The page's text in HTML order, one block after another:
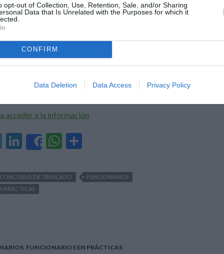
opt-out of Collection, Use, Retention, Sale, and/or Sharing
Data that Is Unrelated with the Purposes for which it
CONFIRM
Data Deletion Data Access Privacy Policy
LAS VACANTES
A CONSIDERAR
CONCURSO DE
EN ANDALUCÍA
acceder a la información
T
e
gr
Li
n
ke
dI
Share
W
at
s
m
p
CONCURSO DE TRASLADO
FUNCIONARIOS
PRÁCTICAS
, FUNCIONARIOS EN PRÁCTICAS